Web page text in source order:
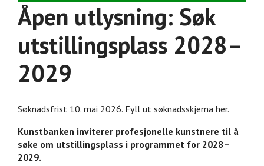
Åpen utlysning: Søk
utstillingsplass 2028–
2029
Søknadsfrist 10. mai 2026. Fyll ut søknadsskjema her.
Kunstbanken inviterer profesjonelle kunstnere til å
søke om utstillingsplass i programmet for 2028–
2029.